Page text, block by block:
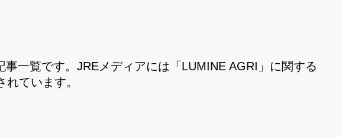
一覧です。JREメディアには「LUMINE AGRI」に関する
ています。